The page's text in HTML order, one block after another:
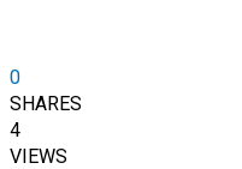
0
SHARES
4
VIEWS